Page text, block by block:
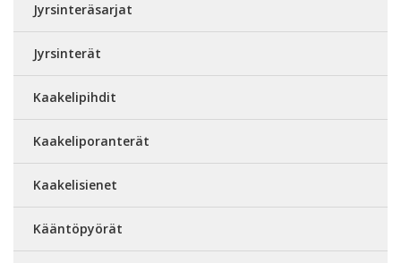
Jyrsinteräsarjat
Jyrsinterät
Kaakelipihdit
Kaakeliporanterät
Kaakelisienet
Kääntöpyörät